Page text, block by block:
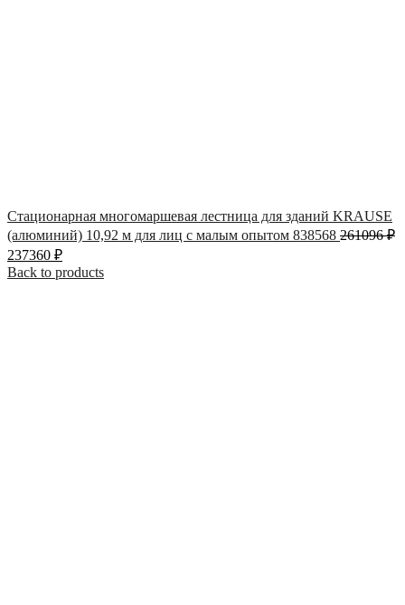
Стационарная многомаршевая лестница для зданий KRAUSE
(алюминий) 10,92 м для лиц с малым опытом 838568 261096₽
237360 ₽
Back to products